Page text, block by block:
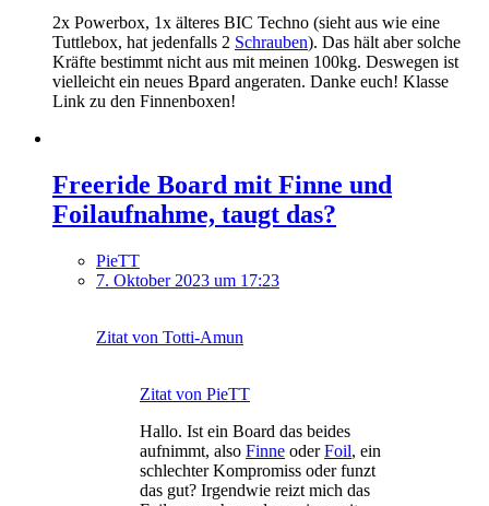
2x Powerbox, 1x älteres BIC Techno (sieht aus wie eine
Tuttlebox, hat jedenfalls 2 Schrauben). Das hält aber solche
Kräfte bestimmt nicht aus mit meinen 100kg. Deswegen ist
vielleicht ein neues Bpard angeraten. Danke euch! Klasse
Link zu den Finnenboxen!
Freeride Board mit Finne und
Foilaufnahme, taugt das?
PieTT
7. Oktober 2023 um 17:23
Zitat von Totti-Amun
Zitat von PieTT
Hallo. Ist ein Board das beides
aufnimmt, also Finne oderFoil, ein
schlechter Kompromiss oder funzt
das gut? Irgendwie reizt mich das